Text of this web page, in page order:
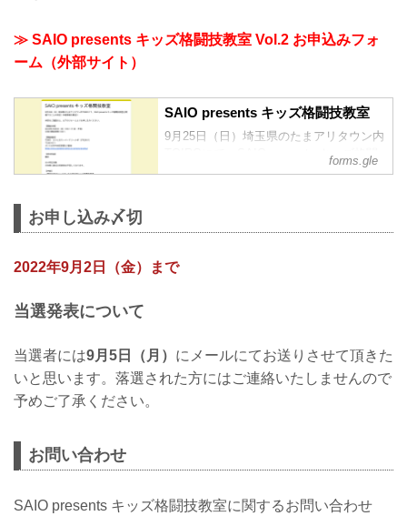
≫ SAIO presents キッズ格闘技教室 Vol.2 お申込みフォ
ーム（外部サイト）
SAIO presents キッズ格闘技教室
9月25日（日）埼玉県のたまアリタウン内
TOIROにて、SAIO presents キッズ格闘
技教室を開催することが決定！未経験者
定）
〒330-9111
さいたま市中央区新都心8番地
forms.gle
お申し込み〆切
2022年9月2日（金）まで
当選発表について
当選者には9月5日（月） にメールにてお送りさせて頂きた
いと思います。落選された方にはご連絡いたしませんので
予めご了承ください。
お問い合わせ
SAIO presents キッズ格闘技教室に関するお問い合わせ